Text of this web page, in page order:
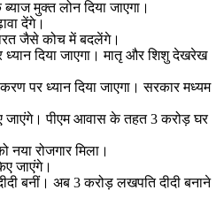
मुक्त लोन दिया जाएगा।
देंगे।
जैसे कोच में बदलेंगे।
दिया जाएगा। मातृ और शिशु देखरेख
पर ध्यान दिया जाएगा। सरकार मध्यम
जाएंगे। पीएम आवास के तहत 3 करोड़ घर
रोजगार मिला।
जाएंगे।
बनीं। अब 3 करोड़ लखपति दीदी बनाने